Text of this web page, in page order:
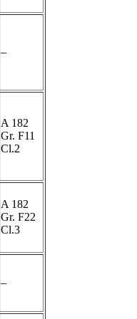
–
A 182
Gr. F11
Cl.2
A 182
Gr. F22
Cl.3
–